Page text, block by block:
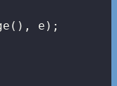
e);